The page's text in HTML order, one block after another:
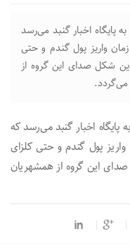
پایگاه اخبار گنبد می‌رسد
واریز پول گندم و حتی
شکل صدای این گروه از
پایگاه اخبار گنبد می‌رسد که
پول گندم و حتی کلزای
این گروه از همشهریان